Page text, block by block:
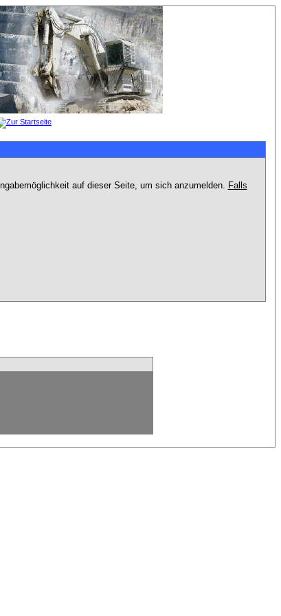
auf dieser Seite, um sich anzumelden. Falls